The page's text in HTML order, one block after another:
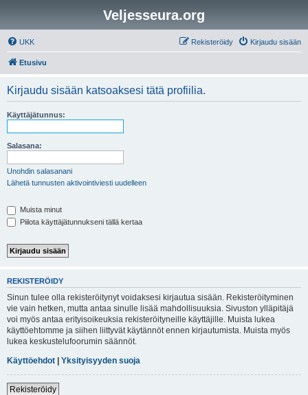
Veljesseura.org
UKK Kirjaudu sisään
Rekisteröidy
Etusivu
Kirjaudu sisään katsoaksesi tätä profiilia.
Käyttäjätunnus:
Salasana:
Unohdin salasanani
Lähetä tunnusten aktivointiviesti uudelleen
Muista minut
Piilota käyttäjätunnukseni tällä kertaa
REKISTERÖIDY
Sinun tulee olla rekisteröitynyt voidaksesi kirjautua sisään. Rekisteröityminen
vie vain hetken, mutta antaa sinulle lisää mahdollisuuksia. Sivuston ylläpitäjä
voi myös antaa erityisoikeuksia rekisteröityneille käyttäjille. Muista lukea
käyttöehtomme ja siihen liittyvät käytännöt ennen kirjautumista. Muista myös
lukea keskustelufoorumin säännöt.
Käyttöehdot | Yksityisyyden suoja
Rekisteröidy